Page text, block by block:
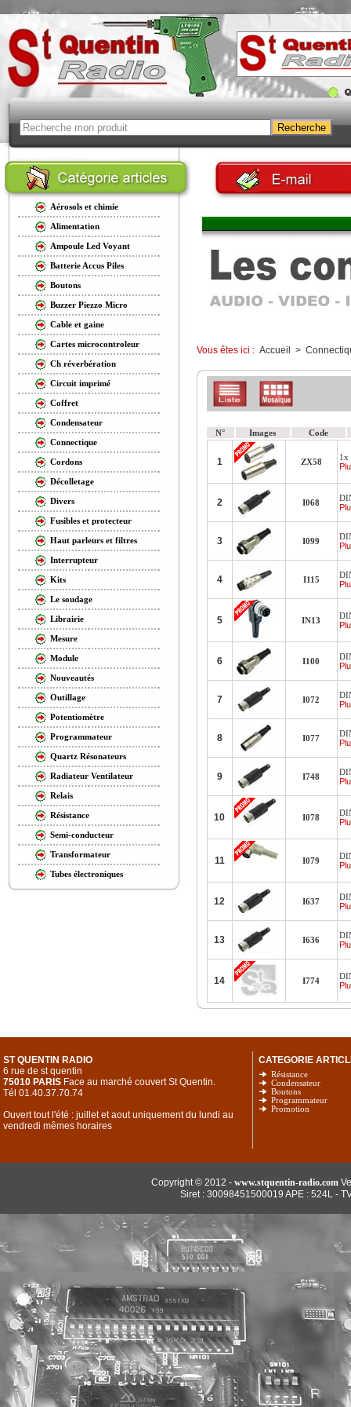
Aérosols et chimie
Alimentation
Ampoule Led Voyant
Batterie Accus Piles
Boutons
Buzzer Piezzo Micro
Cable et gaine
Cartes microcontroleur
Ch réverbération
Circuit imprimé
Coffret
Condensateur
Connectique
Cordons
Décolletage
Divers
Fusibles et protecteur
Haut parleurs et filtres
Interrupteur
Kits
Le soudage
Librairie
Mesure
Module
Nouveautés
Outillage
Potentiomètre
Programmateur
Quartz Résonateurs
Radiateur Ventilateur
Relais
Résistance
Semi-conducteur
Transformateur
Tubes électroniques
Vous êtes ici : Accueil >
N° Images Code
1 ZX58
1x
2 I068
3 I099
4 I115
5 IN13
6 I100
7 I072
8 I077
9 I748
10 I078
11 I079
12 I637
13 I636
14 I774
ST QUENTIN RADIO
6 rue de st quentin
75010 PARIS Face au marché couvert St Quentin.
Tél 01.40.37.70.74
Ouvert tout l'été : juillet et aout uniquement du lundi au
vendredi mêmes horaires
CATEGORIE
Résistance
Condensateur
Boutons
Programmateur
Promotion
Copyright © 2012 - www.stquentin-radio.com
Siret : 30098451500019 APE : 524L -